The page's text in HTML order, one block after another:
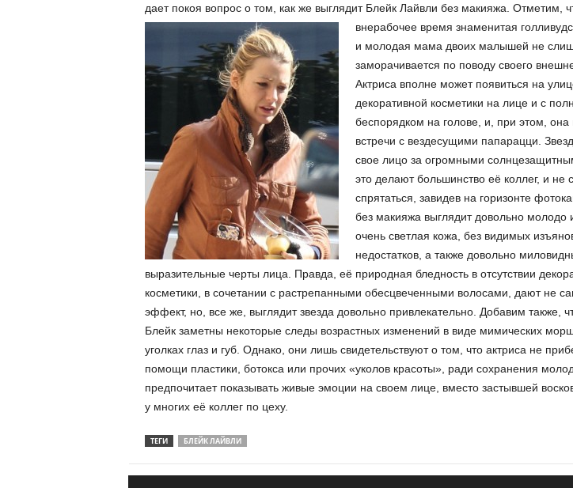
дает покоя вопрос о том, как же выглядит Блейк Лайвли без макияжа. Отметим,
внерабочее время знаменитая
и молодая мама двоих малышей не
заморачивается по поводу своего
Актриса вполне может появиться на
декоративной косметики на лице и с
беспорядком на голове, и, при этом, она
встречи с вездесущими папарацци.
свое лицо за огромными
это делают большинство её коллег, и не
спрятаться, завидев на горизонте
без макияжа выглядит довольно молодо
очень светлая кожа, без видимых
недостатков, а также довольно
выразительные черты лица. Правда, её природная бледность в отсутствии
косметики, в сочетании с растрепанными обесцвеченными волосами, дают не
эффект, но, все же, выглядит звезда довольно привлекательно. Добавим также,
Блейк заметны некоторые следы возрастных изменений в виде мимических
уголках глаз и губ. Однако, они лишь свидетельствуют о том, что актриса не
помощи пластики, ботокса или прочих «уколов красоты», ради сохранения
предпочитает показывать живые эмоции на своем лице, вместо застывшей
у многих её коллег по цеху.
ТЕГИ БЛЕЙК ЛАЙВЛИ